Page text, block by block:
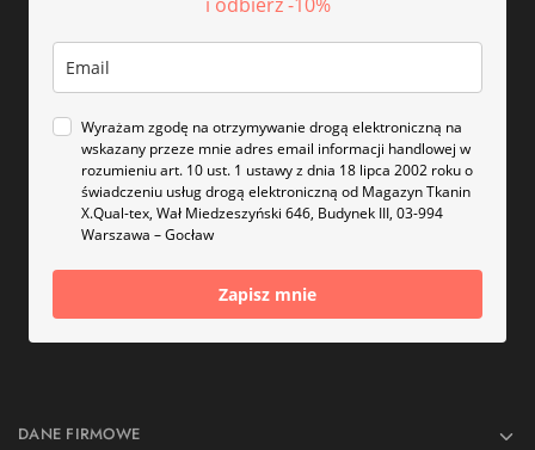
Wyrażam zgodę na otrzymywanie drogą elektroniczną na
wskazany przeze mnie adres email informacji handlowej w
rozumieniu art. 10 ust. 1 ustawy z dnia 18 lipca 2002 roku o
świadczeniu usług drogą elektroniczną od Magazyn Tkanin
X.Qual-tex, Wał Miedzeszyński 646, Budynek III, 03-994
Warszawa – Gocław
Zapisz mnie
DANE FIRMOWE